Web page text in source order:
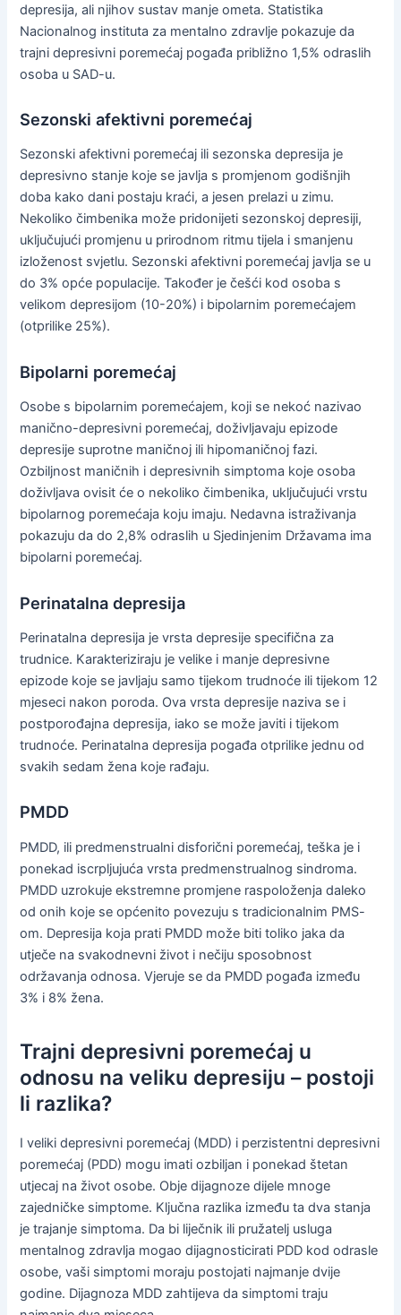
depresija, ali njihov sustav manje ometa. Statistika
Nacionalnog instituta za mentalno zdravlje pokazuje da
trajni depresivni poremećaj pogađa približno 1,5% odraslih
osoba u SAD-u.
Sezonski afektivni poremećaj
Sezonski afektivni poremećaj ili sezonska depresija je
depresivno stanje koje se javlja s promjenom godišnjih
doba kako dani postaju kraći, a jesen prelazi u zimu.
Nekoliko čimbenika može pridonijeti sezonskoj depresiji,
uključujući promjenu u prirodnom ritmu tijela i smanjenu
izloženost svjetlu. Sezonski afektivni poremećaj javlja se u
do 3% opće populacije. Također je češći kod osoba s
velikom depresijom (10-20%) i bipolarnim poremećajem
(otprilike 25%).
Bipolarni poremećaj
Osobe s bipolarnim poremećajem, koji se nekoć nazivao
manično-depresivni poremećaj, doživljavaju epizode
depresije suprotne maničnoj ili hipomaničnoj fazi.
Ozbiljnost maničnih i depresivnih simptoma koje osoba
doživljava ovisit će o nekoliko čimbenika, uključujući vrstu
bipolarnog poremećaja koju imaju. Nedavna istraživanja
pokazuju da do 2,8% odraslih u Sjedinjenim Državama ima
bipolarni poremećaj.
Perinatalna depresija
Perinatalna depresija je vrsta depresije specifična za
trudnice. Karakteriziraju je velike i manje depresivne
epizode koje se javljaju samo tijekom trudnoće ili tijekom 12
mjeseci nakon poroda. Ova vrsta depresije naziva se i
postporođajna depresija, iako se može javiti i tijekom
trudnoće. Perinatalna depresija pogađa otprilike jednu od
svakih sedam žena koje rađaju.
PMDD
PMDD, ili predmenstrualni disforični poremećaj, teška je i
ponekad iscrpljujuća vrsta predmenstrualnog sindroma.
PMDD uzrokuje ekstremne promjene raspoloženja daleko
od onih koje se općenito povezuju s tradicionalnim PMS-
om. Depresija koja prati PMDD može biti toliko jaka da
utječe na svakodnevni život i nečiju sposobnost
održavanja odnosa. Vjeruje se da PMDD pogađa između
3% i 8% žena.
Trajni depresivni poremećaj u
odnosu na veliku depresiju – postoji
li razlika?
I veliki depresivni poremećaj (MDD) i perzistentni depresivni
poremećaj (PDD) mogu imati ozbiljan i ponekad štetan
utjecaj na život osobe. Obje dijagnoze dijele mnoge
zajedničke simptome. Ključna razlika između ta dva stanja
je trajanje simptoma. Da bi liječnik ili pružatelj usluga
mentalnog zdravlja mogao dijagnosticirati PDD kod odrasle
osobe, vaši simptomi moraju postojati najmanje dvije
godine. Dijagnoza MDD zahtijeva da simptomi traju